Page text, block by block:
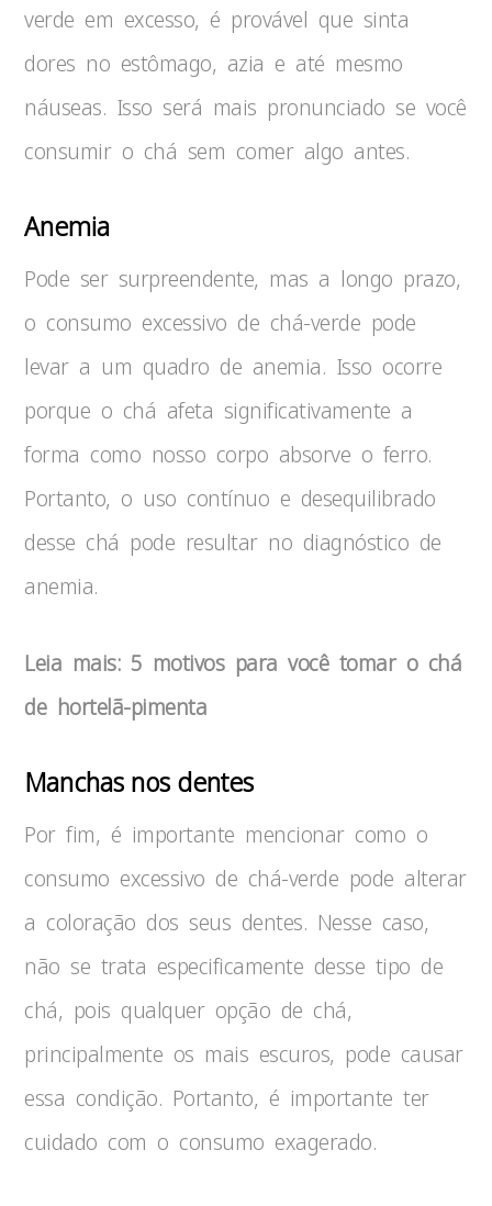
verde em excesso, é provável que sinta
dores no estômago, azia e até mesmo
náuseas. Isso será mais pronunciado se você
consumir o chá sem comer algo antes.
Anemia
Pode ser surpreendente, mas a longo prazo,
o consumo excessivo de chá-verde pode
levar a um quadro de anemia. Isso ocorre
porque o chá afeta significativamente a
forma como nosso corpo absorve o ferro.
Portanto, o uso contínuo e desequilibrado
desse chá pode resultar no diagnóstico de
anemia.
Leia mais: 5 motivos para você tomar o chá
de hortelã-pimenta
Manchas nos dentes
Por fim, é importante mencionar como o
consumo excessivo de chá-verde pode alterar
a coloração dos seus dentes. Nesse caso,
não se trata especificamente desse tipo de
chá, pois qualquer opção de chá,
principalmente os mais escuros, pode causar
essa condição. Portanto, é importante ter
cuidado com o consumo exagerado.